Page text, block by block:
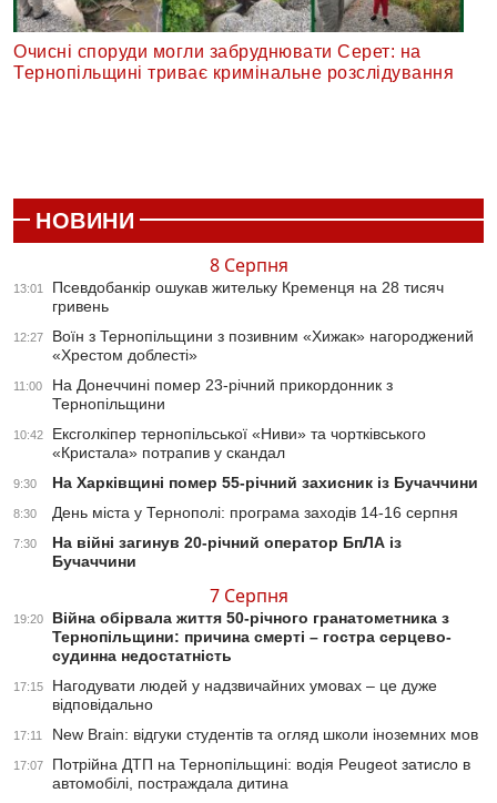
Очисні споруди могли забруднювати Серет: на
Тернопільщині триває кримінальне розслідування
НОВИНИ
8 Серпня
13:01
Псевдобанкір ошукав жительку Кременця на 28 тисяч
гривень
12:27
Воїн з Тернопільщини з позивним «Хижак» нагороджений
«Хрестом доблесті»
11:00
На Донеччині помер 23-річний прикордонник з
Тернопільщини
10:42
Ексголкіпер тернопільської «Ниви» та чортківського
«Кристала» потрапив у скандал
9:30 На Харківщині помер 55-річний захисник із Бучаччини
8:30 День міста у Тернополі: програма заходів 14-16 серпня
7:30
На війні загинув 20-річний оператор БпЛА із
Бучаччини
7 Серпня
19:20
Війна обірвала життя 50-річного гранатометника з
Тернопільщини: причина смерті – гостра серцево-
судинна недостатність
17:15
Нагодувати людей у надзвичайних умовах – це дуже
відповідально
17:11 New Brain: відгуки студентів та огляд школи іноземних мов
17:07
Потрійна ДТП на Тернопільщині: водія Peugeot затисло в
автомобілі, постраждала дитина